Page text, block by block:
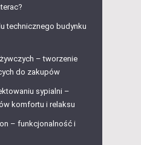
technicznego budynku
– tworzenie
do zakupów
sypialni –
komfortu i relaksu
– funkcjonalność i